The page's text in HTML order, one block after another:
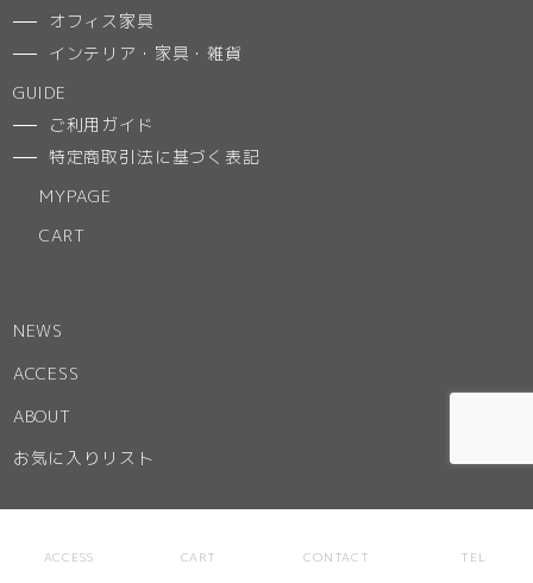
オフィス家具
インテリア・家具・雑貨
GUIDE
ご利用ガイド
特定商取引法に基づく表記
MYPAGE
CART
NEWS
ACCESS
ABOUT
お気に入りリスト
ACCESS CART CONTACT TEL